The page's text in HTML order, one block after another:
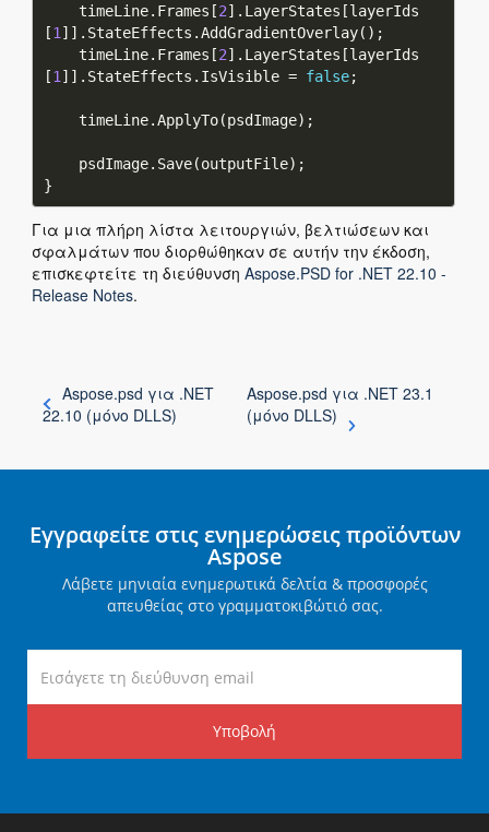
    timeLine.Frames[
2].LayerStates[layerIds
[1
    timeLine.Frames[
2].LayerStates[layerIds
[1 ]].StateEffects.IsVisible = false
Για μια πλήρη λίστα λειτουργιών, βελτιώσεων και
σφαλμάτων που διορθώθηκαν σε αυτήν την έκδοση,
επισκεφτείτε τη διεύθυνση Aspose.PSD for .NET 22.10 -
Release Notes.
Aspose.psd για .NET
22.10 (μόνο DLLS)
Aspose.psd για .NET 23.1
(μόνο DLLS)
Εγγραφείτε στις ενημερώσεις προϊόντων
Aspose
Λάβετε μηνιαία ενημερωτικά δελτία & προσφορές
απευθείας στο γραμματοκιβώτιό σας.
Υποβολή